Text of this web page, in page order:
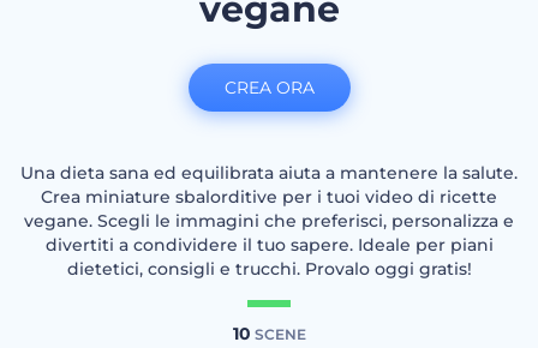
vegane
Una dieta sana ed equilibrata aiuta a mantenere la salute.
Crea miniature sbalorditive per i tuoi video di ricette
vegane. Scegli le immagini che preferisci, personalizza e
divertiti a condividere il tuo sapere. Ideale per piani
dietetici, consigli e trucchi. Provalo oggi gratis!
10 SCENE
CREA ORA